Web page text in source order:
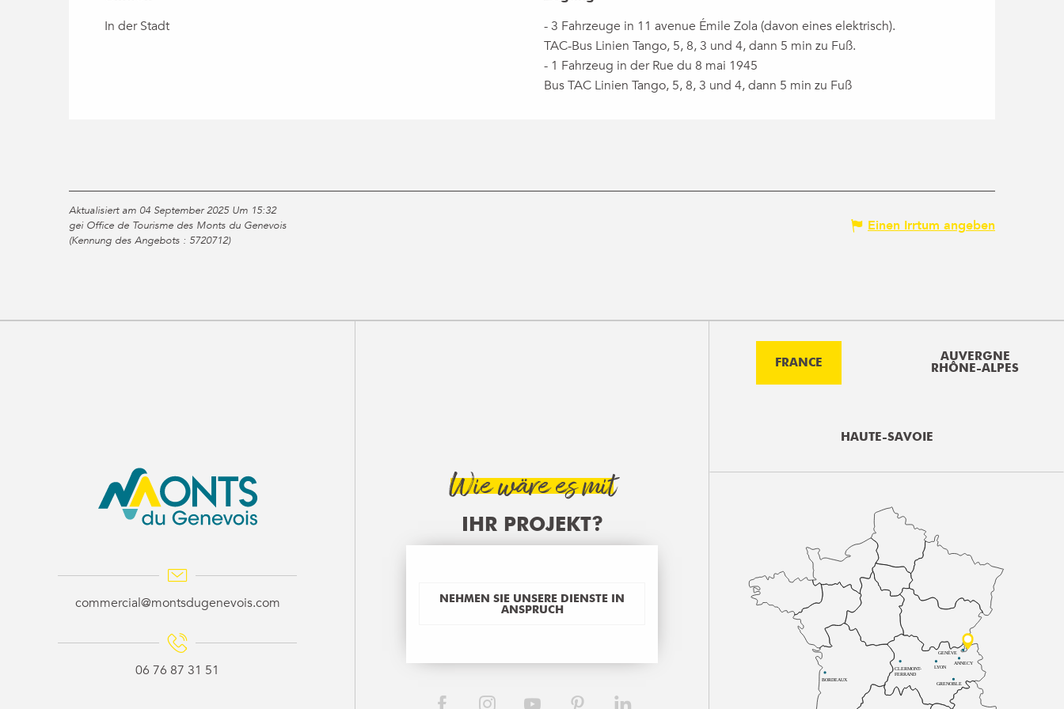
In der Stadt
- 3 Fahrzeuge in 11 avenue Émile Zola (davon eines elektrisch).
TAC-Bus Linien Tango, 5, 8, 3 und 4, dann 5 min zu Fuß.
- 1 Fahrzeug in der Rue du 8 mai 1945
Bus TAC Linien Tango, 5, 8, 3 und 4, dann 5 min zu Fuß
Aktualisiert am 04 September 2025 Um 15:32
gei Office de Tourisme des Monts du Genevois
(Kennung des Angebots : 5720712)
Einen Irrtum angeben
commercial@montsdugenevois.com
06 76 87 31 51
Wie wäre es mit
IHR PROJEKT?
NEHMEN SIE UNSERE DIENSTE IN
ANSPRUCH
FRANCE
AUVERGNE
RHÔNE-ALPES
HAUTE-SAVOIE
BORDEAUX
CLERMONT-
FERRAND
LYON
ANNECY
GRENOBLE
GENÈVE